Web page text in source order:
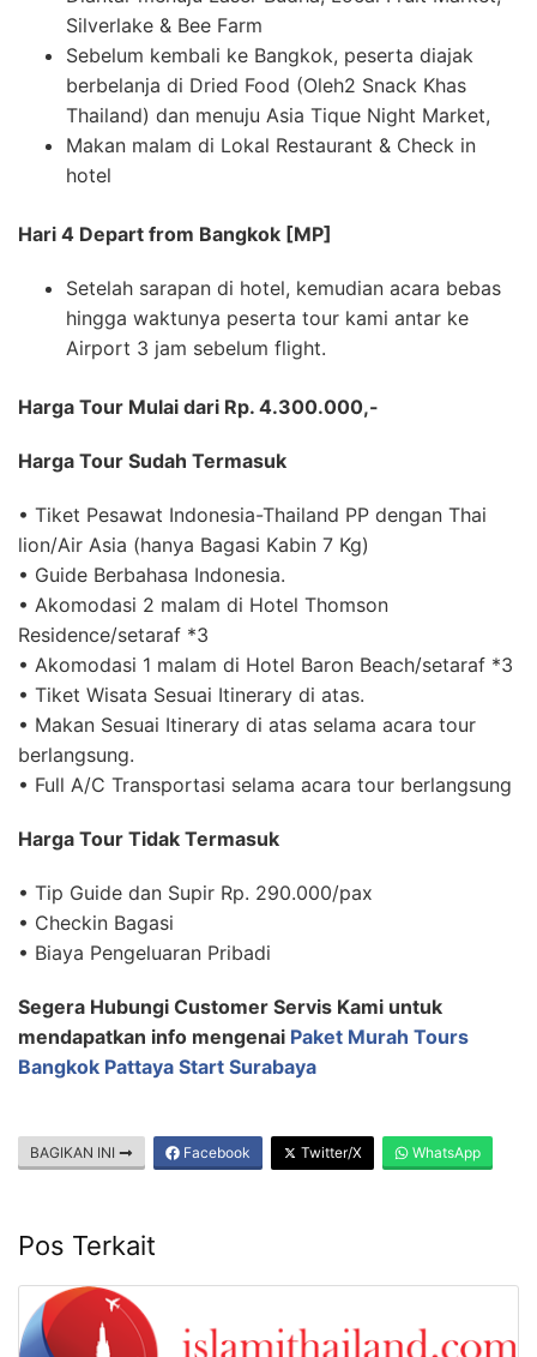
Silverlake & Bee Farm
Sebelum kembali ke Bangkok, peserta diajak
berbelanja di Dried Food (Oleh2 Snack Khas
Thailand) dan menuju Asia Tique Night Market,
Makan malam di Lokal Restaurant & Check in
hotel
Hari 4 Depart from Bangkok [MP]
Setelah sarapan di hotel, kemudian acara bebas
hingga waktunya peserta tour kami antar ke
Airport 3 jam sebelum flight.
Harga Tour Mulai dari Rp. 4.300.000,-
Harga Tour Sudah Termasuk
• Tiket Pesawat Indonesia-Thailand PP dengan Thai
lion/Air Asia (hanya Bagasi Kabin 7 Kg)
• Guide Berbahasa Indonesia.
• Akomodasi 2 malam di Hotel Thomson
Residence/setaraf *3
• Akomodasi 1 malam di Hotel Baron Beach/setaraf *3
• Tiket Wisata Sesuai Itinerary di atas.
• Makan Sesuai Itinerary di atas selama acara tour
berlangsung.
• Full A/C Transportasi selama acara tour berlangsung
Harga Tour Tidak Termasuk
• Tip Guide dan Supir Rp. 290.000/pax
• Checkin Bagasi
• Biaya Pengeluaran Pribadi
Segera Hubungi Customer Servis Kami untuk
mendapatkan info mengenai Paket Murah Tours
Bangkok Pattaya Start Surabaya
BAGIKAN INI Facebook Twitter/X WhatsApp
Pos Terkait